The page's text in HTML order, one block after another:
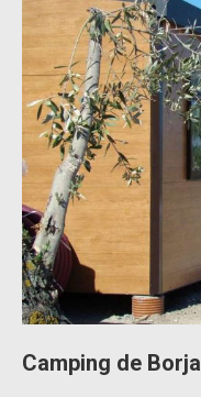
Camping de Borja